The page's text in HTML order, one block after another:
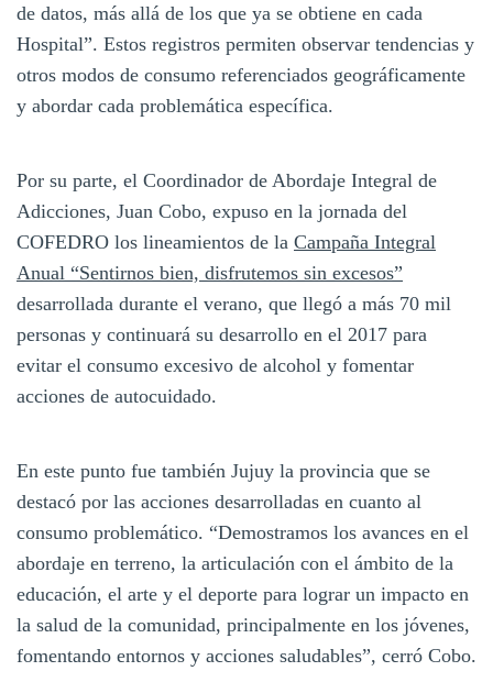
de datos, más allá de los que ya se obtiene en cada
Hospital”. Estos registros permiten observar tendencias y
otros modos de consumo referenciados geográficamente
y abordar cada problemática específica.
Por su parte, el Coordinador de Abordaje Integral de
Adicciones, Juan Cobo, expuso en la jornada del
COFEDRO los lineamientos de la Campaña Integral
Anual “Sentirnos bien, disfrutemos sin excesos”
desarrollada durante el verano, que llegó a más 70 mil
personas y continuará su desarrollo en el 2017 para
evitar el consumo excesivo de alcohol y fomentar
acciones de autocuidado.
En este punto fue también Jujuy la provincia que se
destacó por las acciones desarrolladas en cuanto al
consumo problemático. “Demostramos los avances en el
abordaje en terreno, la articulación con el ámbito de la
educación, el arte y el deporte para lograr un impacto en
la salud de la comunidad, principalmente en los jóvenes,
fomentando entornos y acciones saludables”, cerró Cobo.